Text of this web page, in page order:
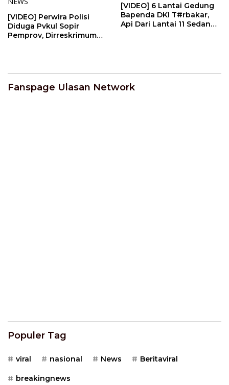
[VIDEO] Perwira Polisi
Diduga Pvkul Sopir
Pemprov, Dirreskrimum
[VIDEO] 6 Lantai Gedung
Bapenda DKI T#rbakar,
Api Dari Lantai 11 Sedang
Fanspage Ulasan Network
Populer Tag
viral nasional News Beritaviral
breakingnews